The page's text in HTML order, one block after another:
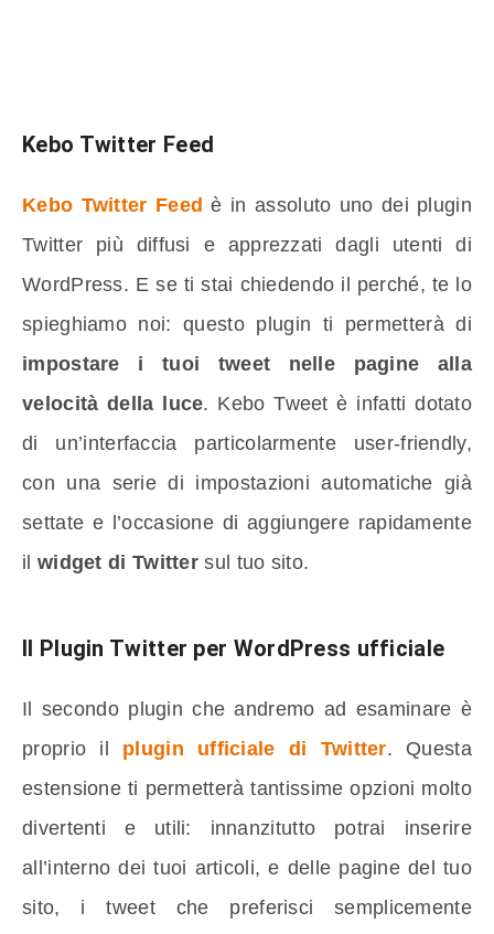
Kebo Twitter Feed
Kebo Twitter Feed è in assoluto uno dei plugin
Twitter più diffusi e apprezzati dagli utenti di
WordPress. E se ti stai chiedendo il perché, te lo
spieghiamo noi: questo plugin ti permetterà di
impostare i tuoi tweet nelle pagine alla
velocità della luce. Kebo Tweet è infatti dotato
di un’interfaccia particolarmente user-friendly,
con una serie di impostazioni automatiche già
settate e l’occasione di aggiungere rapidamente
il widget di Twitter sul tuo sito.
Il Plugin Twitter per WordPress ufficiale
Il secondo plugin che andremo ad esaminare è
proprio il plugin ufficiale di Twitter. Questa
estensione ti permetterà tantissime opzioni molto
divertenti e utili: innanzitutto potrai inserire
all’interno dei tuoi articoli, e delle pagine del tuo
sito, i tweet che preferisci semplicemente